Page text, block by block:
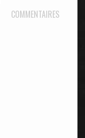
COMMENTAIRES